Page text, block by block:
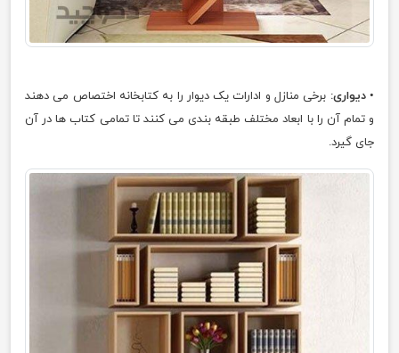
•دیواری: برخی منازل و ادارات یک دیوار را به کتابخانه اختصاص می دهند
و تمام آن را با ابعاد مختلف طبقه بندی می کنند تا تمامی کتاب ها در آن
جای گیرد.